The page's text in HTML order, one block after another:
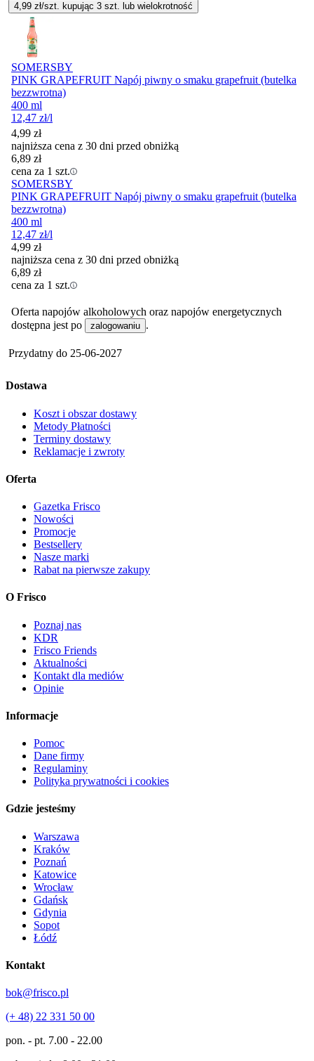
4,99 zł/szt. kupując 3 szt. lub wielokrotność
SOMERSBY
PINK GRAPEFRUIT Napój piwny o smaku grapefruit (butelka
bezzwrotna)
400 ml
12,47 zł/l
4,99 zł
najniższa cena z 30 dni przed obniżką
6,89 zł
cena za 1 szt.
SOMERSBY
PINK GRAPEFRUIT Napój piwny o smaku grapefruit (butelka
bezzwrotna)
400 ml
12,47 zł/l
4,99 zł
najniższa cena z 30 dni przed obniżką
6,89 zł
cena za 1 szt.
Oferta napojów alkoholowych oraz napojów energetycznych
dostępna jest po
zalogowaniu .
Przydatny do 25-06-2027
Dostawa
Koszt i obszar dostawy
Metody Płatności
Terminy dostawy
Reklamacje i zwroty
Oferta
Gazetka Frisco
Nowości
Promocje
Bestsellery
Nasze marki
Rabat na pierwsze zakupy
O Frisco
Poznaj nas
KDR
Frisco Friends
Aktualności
Kontakt dla mediów
Opinie
Informacje
Pomoc
Dane firmy
Regulaminy
Polityka prywatności i cookies
Gdzie jesteśmy
Warszawa
Kraków
Poznań
Katowice
Wrocław
Gdańsk
Gdynia
Sopot
Łódź
Kontakt
bok@frisco.pl
(+ 48) 22 331 50 00
pon. - pt. 7.00 - 22.00